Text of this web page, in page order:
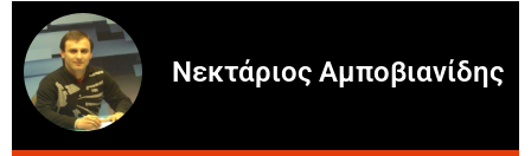
Νεκτάριος Αμποβιανίδης